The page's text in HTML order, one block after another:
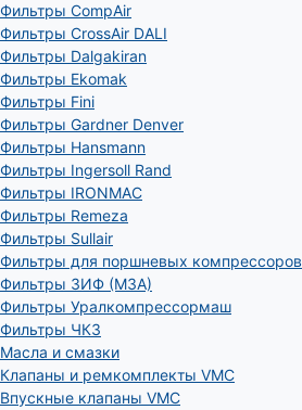
Фильтры CompAir
Фильтры CrossAir DALI
Фильтры Dalgakiran
Фильтры Ekomak
Фильтры Fini
Фильтры Gardner Denver
Фильтры Hansmann
Фильтры Ingersoll Rand
Фильтры IRONMAC
Фильтры Remeza
Фильтры Sullair
Фильтры для поршневых компрессоров
Фильтры ЗИФ (МЗА)
Фильтры Уралкомпрессормаш
Фильтры ЧКЗ
Масла и смазки
Клапаны и ремкомплекты VMC
Впускные клапаны VMC